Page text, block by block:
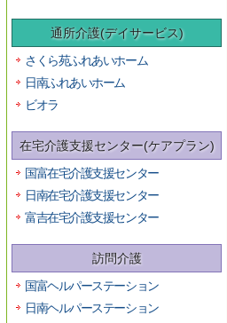
通所介護(デイサービス)
さくら苑ふれあいホーム
日南ふれあいホーム
ビオラ
在宅介護支援センター(ケアプラン)
国富在宅介護支援センター
日南在宅介護支援センター
富吉在宅介護支援センター
訪問介護
国富ヘルパーステーション
日南ヘルパーステーション